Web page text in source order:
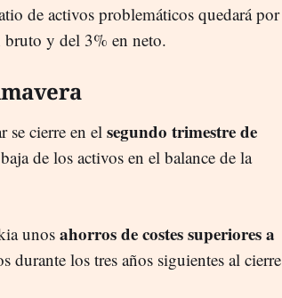
de activos problemáticos quedará por
y del 3% en neto.
se cierre en el segundo trimestre de
de los activos en el balance de la
unos ahorros de costes superiores a
durante los tres años siguientes al cierre